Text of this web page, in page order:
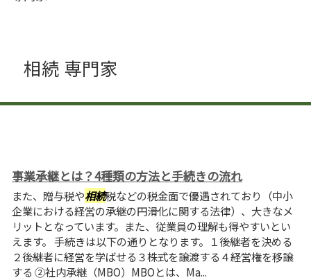
相続 専門家
事業承継とは？4種類の方法と手続きの流れ
また、贈与税や相続税などの税金面で優遇されており（中小
企業における経営の承継の円滑化に関する法律）、大きなメ
リットとなっています。また、従業員の理解も得やすいとい
えます。 手続きは以下の通りとなります。１後継者を決める
２後継者に経営を学ばせる３株式を譲渡する４経営権を移譲
する ②社内承継（MBO）MBOとは、Ma...